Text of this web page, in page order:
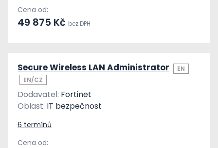
Cena od:
49 875 Kč bez DPH
Secure Wireless LAN Administrator
EN
EN/CZ
Dodavatel: Fortinet
Oblast: IT bezpečnost
6 termínů
Cena od: